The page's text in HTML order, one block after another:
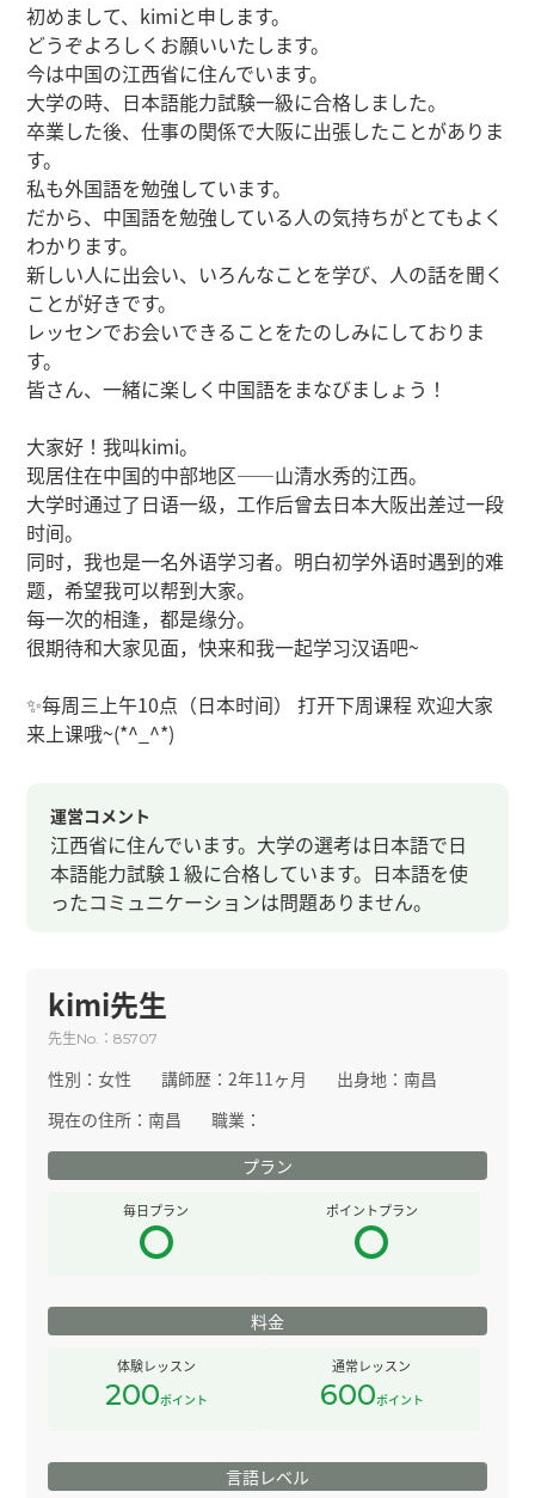
初めまして、kimiと申します。
どうぞよろしくお願いいたします。
今は中国の江西省に住んでいます。
大学の時、日本語能力試験一級に合格しました。
卒業した後、仕事の関係で大阪に出張したことがありま
す。
私も外国語を勉強しています。
だから、中国語を勉強している人の気持ちがとてもよく
わかります。
新しい人に出会い、いろんなことを学び、人の話を聞く
ことが好きです。
レッセンでお会いできることをたのしみにしておりま
す。
皆さん、一緒に楽しく中国語をまなびましょう！
大家好！我叫kimi。
现居住在中国的中部地区——山清水秀的江西。
大学时通过了日语一级，工作后曾去日本大阪出差过一段
时间。
同时，我也是一名外语学习者。明白初学外语时遇到的难
题，希望我可以帮到大家。
每一次的相逢，都是缘分。
很期待和大家见面，快来和我一起学习汉语吧~
✨每周三上午10点（日本时间） 打开下周课程 欢迎大家
来上课哦~(*^_^*)
運営コメント
江西省に住んでいます。大学の選考は日本語で日
本語能力試験１級に合格しています。日本語を使
ったコミュニケーションは問題ありません。
kimi先生
先生No. ：85707
性別：女性 講師歴：2年11ヶ月 出身地： 南昌
現在の住所： 南昌
職業：
プラン
毎日プラン ポイントプラン
料金
体験レッスン
200ポイント
通常レッスン
600ポイント
言語レベル